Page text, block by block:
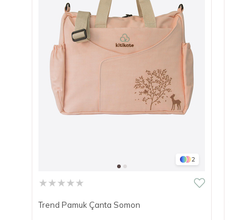
2
★★★★★
Trend Pamuk Çanta Somon